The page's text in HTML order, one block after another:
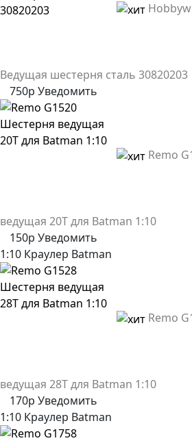
Ведущая шестерня сталь 30820203
750р Уведомить
Remo
ведущая 20Т для Batman 1:10
150р Уведомить
1:10 Краулер Batman
Remo
ведущая 28Т для Batman 1:10
170р Уведомить
1:10 Краулер Batman